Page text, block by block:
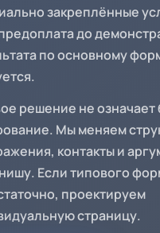
закреплённые
до
по основному
решение не
Мы меняем
контакты и
Если типового
проектируем
страницу.